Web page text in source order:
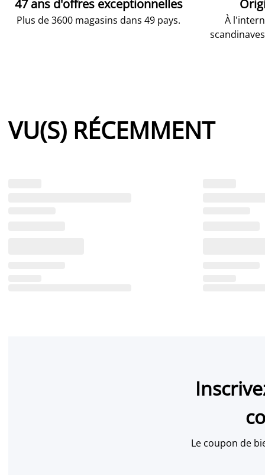
47 ans d'offres exceptionnelles
Plus de 3600 magasins dans 49 pays.
À
VU(S) RÉCEMMENT
Le coupon de